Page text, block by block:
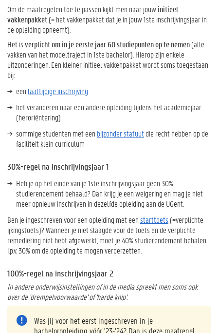
Om de maatregelen toe te passen kijkt men naar jouwinitieel
vakkenpakket(= het vakkenpakket dat je in jouw 1ste inschrijvingsjaar in
de opleiding opneemt).
Het isverplicht om in je eerste jaar 60 studiepunten op te nemen(alle
vakken van het modeltraject in 1ste bachelor). Hierop zijn enkele
uitzonderingen. Een kleiner initieel vakkenpakket wordt soms toegestaan
bij:
een laattijdige inschrijving
het veranderen naar een andere opleiding tijdens het academiejaar
(heroriëntering)
sommige studenten met een bijzonder statuutdie recht hebben op de
faciliteit klein curriculum
30%-regel na inschrijvingsjaar 1
Heb je op het einde van je 1ste inschrijvingsjaar geen 30%
studierendement behaald? Dan krijg je een weigering en mag je niet
meer opnieuw inschrijven in dezelfde opleiding aan de UGent.
Ben je ingeschreven voor een opleiding met eenstarttoets (=verplichte
ijkingstoets)? Wanneer je niet slaagde voor de toets én de verplichte
remediëring niethebt afgewerkt, moet je 40% studierendement behalen
i.p.v. 30% om de opleiding te mogen verderzetten.
100%-regel na inschrijvingsjaar 2
In andere onderwijsinstellingen of in de media spreekt men soms ook
over de 'drempelvoorwaarde' of 'harde knip'.
Was jij voor het eerst ingeschreven in je
bacheloropleiding vóór '23-'24? Dan is deze maatregel